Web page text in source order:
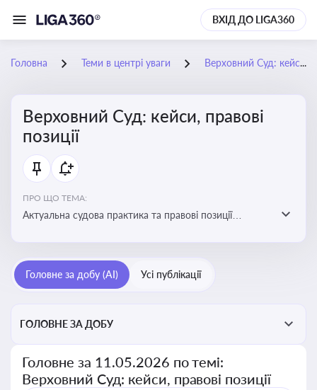
ВХІД ДО LIGA360
Головна Теми в центрі уваги Верховний Суд: кейси, правові позиції
Верховний Суд: кейси, правові
позиції
ПРО ЩО ТЕМА:
Актуальна судова практика та правові позиції
Головне за добу (AI) Усі публікації
ГОЛОВНЕ ЗА ДОБУ
Головне за 11.05.2026 по темі:
Верховний Суд: кейси, правові позиції